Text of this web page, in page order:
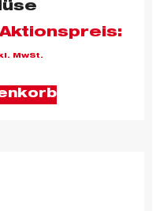
Aktionspreis:
MwSt.